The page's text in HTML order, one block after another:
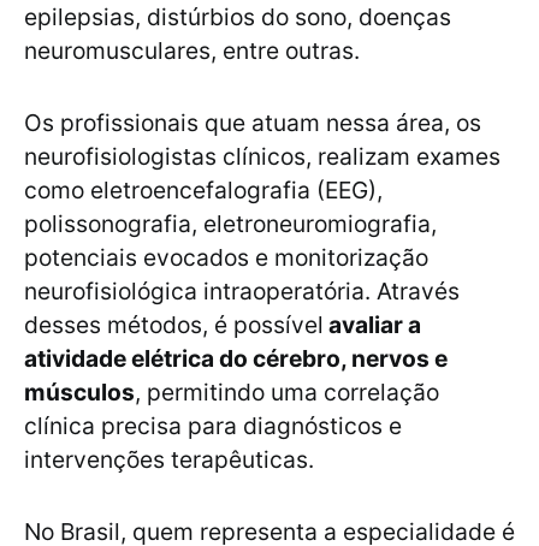
epilepsias, distúrbios do sono, doenças
neuromusculares, entre outras.
Os profissionais que atuam nessa área, os
neurofisiologistas clínicos, realizam exames
como eletroencefalografia (EEG),
polissonografia, eletroneuromiografia,
potenciais evocados e monitorização
neurofisiológica intraoperatória. Através
desses métodos, é possível avaliar a
atividade elétrica do cérebro, nervos e
músculos, permitindo uma correlação
clínica precisa para diagnósticos e
intervenções terapêuticas.
No Brasil, quem representa a especialidade é